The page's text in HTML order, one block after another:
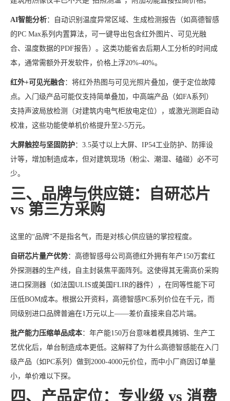
AI智能分析：自动识别温度异常区域、生成检测报告（如高德智感
的PC Max系列内置算法，可一键导出包含红外图片、可见光融
合、温度数据的PDF报告）。这类功能省去后期人工分析的时间成
本，通常需额外开发软件，价格上浮20%-40%。
红外+可见光融合：将红外热图与可见光照片叠加，便于定位故障
点。入门级产品可能仅支持简单叠加，中高端产品（如FA系列）
支持声波局放检测（对建筑内电气柜放电定位），或激光测距自动
校准，这些功能使单机价格提升至2-5万元。
大屏触控与坚固防护：3.5英寸以上大屏、IP54工业防护、防摔设
计等，增加制造成本，但对建筑现场（粉尘、潮湿、磕碰）必不可
少。
三、品牌与供应链：自研芯片
vs 第三方采购
这里的“品牌”不是指名气，而是对核心供应链的掌控程度。
自研芯片量产优势：高德智感母公司高德红外拥有年产150万套红
外探测器的生产线，自主封装焦平面阵列。这使得其无需高价采购
进口探测器（如法国ULIS或美国FLIR的器件），在同等性能下可
压低BOM成本。根据公开资料，高德智感PC系列价位在千元，而
同级别进口品牌普遍在1万元以上——差价直接来自芯片端。
批产能力压缩单品成本：年产能150万台意味着模具摊销、生产工
艺优化后，单台制造成本更低。这解释了为什么高德智感能在入门
级产品（如PC系列）做到2000-4000元价位，而中小厂商因订单量
小，单价难以下探。
四、产品定位：专业级 vs 消费